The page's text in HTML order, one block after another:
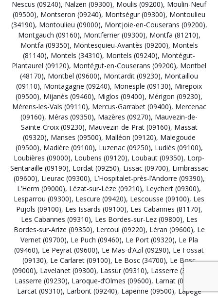
Nescus (09240), Nalzen (09300), Moulis (09200), Moulin-Neuf
(09500), Montseron (09240), Montségur (09300), Montoulieu
(34190), Montoulieu (09000), Montjoie-en-Couserans (09200),
Montgauch (09160), Montferrier (09300), Montfa (81210),
Montfa (09350), Montesquieu-Avantès (09200), Montels
(81140), Montels (34310), Montels (09240), Montégut-
Plantaurel (09120), Montégut-en-Couserans (09200), Montbel
(48170), Montbel (09600), Montardit (09230), Montaillou
(09110), Montagagne (09240), Monesple (09130), Mirepoix
(09500), Mijanès (09460), Miglos (09400), Mérigon (09230),
Mérens-les-Vals (09110), Mercus-Garrabet (09400), Mercenac
(09160), Méras (09350), Mazères (09270), Mauvezin-de-
Sainte-Croix (09230), Mauvezin-de-Prat (09160), Massat
(09320), Manses (09500), Malléon (09120), Malegoude
(09500), Madière (09100), Luzenac (09250), Ludiès (09100),
Loubières (09000), Loubens (09120), Loubaut (09350), Lorp-
Sentaraille (09190), Lordat (09250), Lissac (09700), Limbrassac
(09600), Lieurac (09300), L’Hospitalet-près-l’Andorre (09390),
L’Herm (09000), Lézat-sur-Lèze (09210), Leychert (09300),
Lesparrou (09300), Lescure (09420), Lescousse (09100), Les
Pujols (09100), Les Issards (09100), Les Cabannes (81170),
Les Cabannes (09310), Les Bordes-sur-Lez (09800), Les
Bordes-sur-Arize (09350), Lercoul (09220), Léran (09600), Le
Vernet (09700), Le Puch (09460), Le Port (09320), Le Pla
(09460), Le Peyrat (09600), Le Mas-d’Azil (09290), Le Fossat
(09130), Le Carlaret (09100), Le Bosc (34700), Le Bosc
(09000), Lavelanet (09300), Lassur (09310), Lasserre (31530)
Lasserre (09230), Laroque-d’Olmes (09600), Larnat (09310)
Larcat (09310), Larbont (09240), Lapenne (09500), Lapège